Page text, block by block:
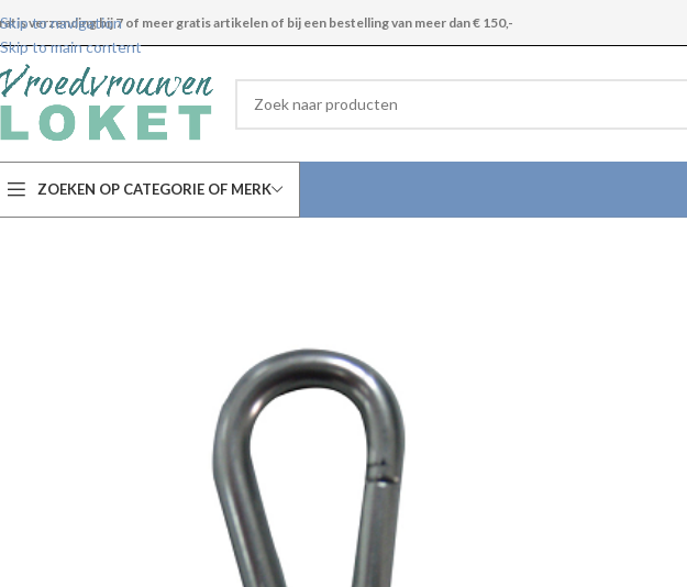
Skip to navigation
Skip to main content
verzending bij 7 of meer gratis artikelen of bij een bestelling van meer dan € 150,-
ZOEKEN OP CATEGORIE OF MERK